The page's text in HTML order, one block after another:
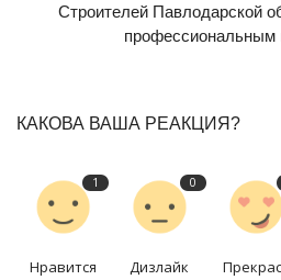
Строителей Павлодарской
профессиональным
КАКОВА ВАША РЕАКЦИЯ?
1
Нравится
0
Дизлайк